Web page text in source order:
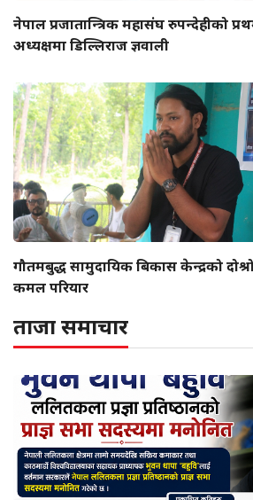
नेपाल प्रजातान्त्रिक महासंघ रुपन्देहीको
अध्यक्षमा डिल्लिराज ज्ञवाली
गौतमबुद्ध सामुदायिक बिकास केन्द्रको
कमल परियार
ताजा समाचार